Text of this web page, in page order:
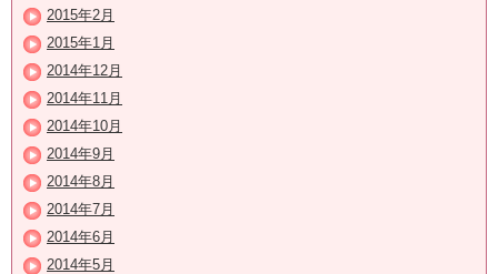
2015年2月
2015年1月
2014年12月
2014年11月
2014年10月
2014年9月
2014年8月
2014年7月
2014年6月
2014年5月